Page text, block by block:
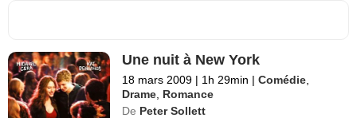
Une nuit à New York
18 mars 2009 | 1h 29min | Comédie
Drame Romance
De Peter Sollett